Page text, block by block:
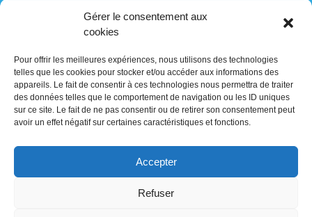
Gérer le consentement aux
cookies
Pour offrir les meilleures expériences, nous utilisons des technologies
telles que les cookies pour stocker et/ou accéder aux informations des
appareils. Le fait de consentir à ces technologies nous permettra de traiter
des données telles que le comportement de navigation ou les ID uniques
sur ce site. Le fait de ne pas consentir ou de retirer son consentement peut
avoir un effet négatif sur certaines caractéristiques et fonctions.
Accepter
Refuser
Inscris-toi à notre Newsletter !